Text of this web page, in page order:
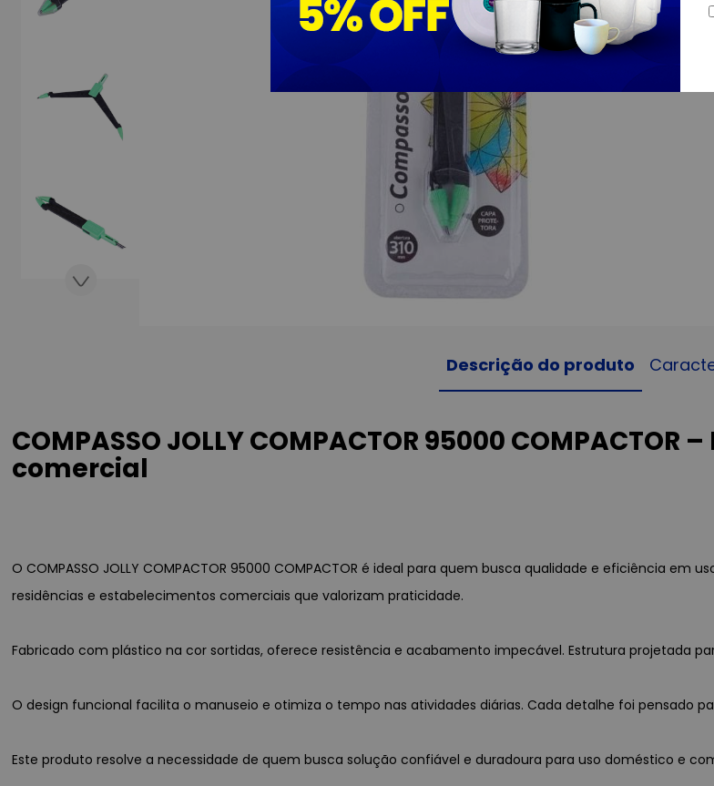
Descrição do produto
COMPASSO JOLLY COMPACTOR 95000
comercial
O COMPASSO JOLLY COMPACTOR 95000 COMPACTOR é ideal para quem busca qualidade e eficiência
residências e estabelecimentos comerciais que valorizam praticidade.
Fabricado com plástico na cor sortidas, oferece resistência e acabamento impecável. Estrutura projetada
O design funcional facilita o manuseio e otimiza o tempo nas atividades diárias. Cada detalhe foi pensado
Este produto resolve a necessidade de quem busca solução confiável e duradoura para uso doméstico e